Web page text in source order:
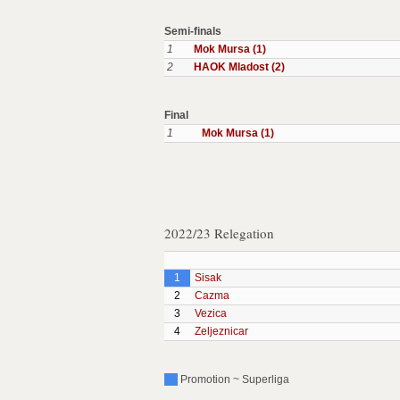
Semi-finals
1
Mok Mursa (1)
2
HAOK Mladost (2)
Final
1
Mok Mursa (1)
2022/23 Relegation
1
Sisak
2
Cazma
3
Vezica
4
Zeljeznicar
Promotion ~ Superliga